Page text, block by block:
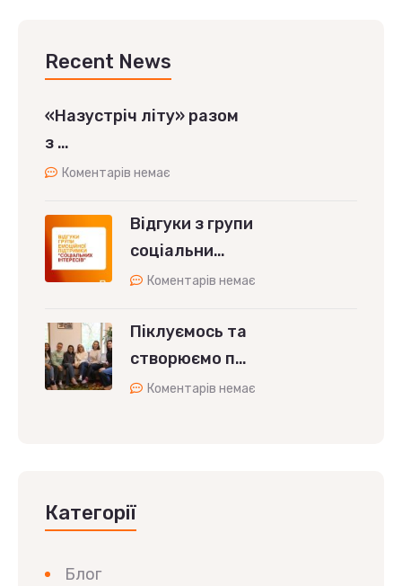
Recent News
«Назустріч літу» разом
з …
Коментарів немає
Відгуки з групи
соціальни…
Коментарів немає
Піклуємось та
створюємо п…
Коментарів немає
Категорії
Блог